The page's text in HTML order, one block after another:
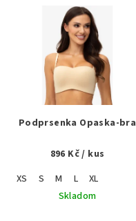
Podprsenka Opaska-bra
896 Kč/ kus
XS
S M L
XL
Skladom